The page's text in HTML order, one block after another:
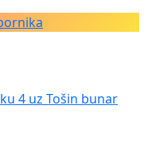
4 uz Tošin bunar